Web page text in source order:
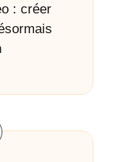
: créer